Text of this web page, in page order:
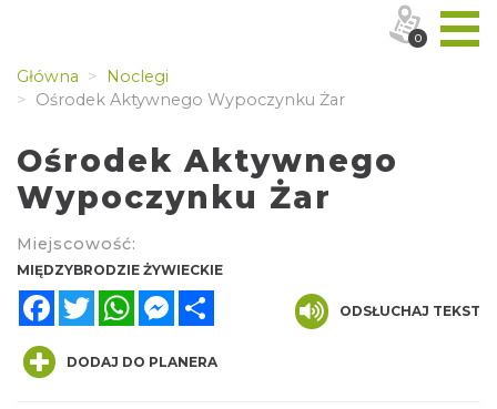
Główna
Noclegi
Ośrodek Aktywnego Wypoczynku Żar
Ośrodek Aktywnego
Wypoczynku Żar
Miejscowość:
MIĘDZYBRODZIE ŻYWIECKIE
FacebookTwitterWhatsAppMessenger
ODSŁUCHAJ TEKST
DODAJ DO PLANERA
0